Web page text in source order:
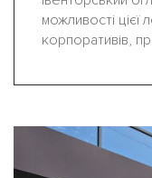
можливості цієї
корпоративів,